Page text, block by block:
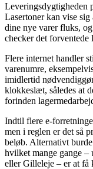
Leveringsdygtigheden
Lasertoner kan vise
dine nye varer fluks,
checker det forventede
Flere internet handler
varenumre,
imidlertid
klokkeslæt, således at
forinden
Indtil flere e-
men i reglen er det så
beløb. Alternativt
hvilket mange gange
eller Gilleleje – er at få